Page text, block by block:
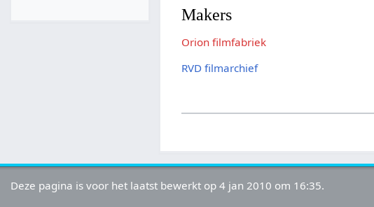
Makers
Orion filmfabriek
RVD filmarchief
Deze pagina is voor het laatst bewerkt op 4 jan 2010 om 16:35.